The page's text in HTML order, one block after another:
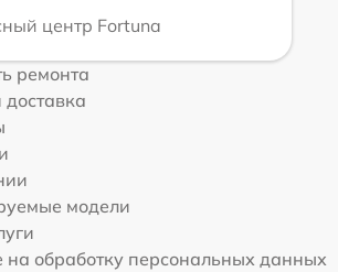
центр Fortuna
ремонта
модели
на обработку персональных данных